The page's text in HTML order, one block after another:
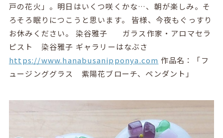
戸の花火」。明日はいくつ咲くかな…、朝が楽しみ。そ
ろそろ眠りにつこうと思います。 皆様、今夜もぐっすり
お休みください。 染谷雅子 ガラス作家・アロマセラ
ピスト 染谷雅子 ギャラリーはなぶさ
https://www.hanabusanipponya.com 作品名：「フ
ュージンググラス 紫陽花ブローチ、ペンダント」